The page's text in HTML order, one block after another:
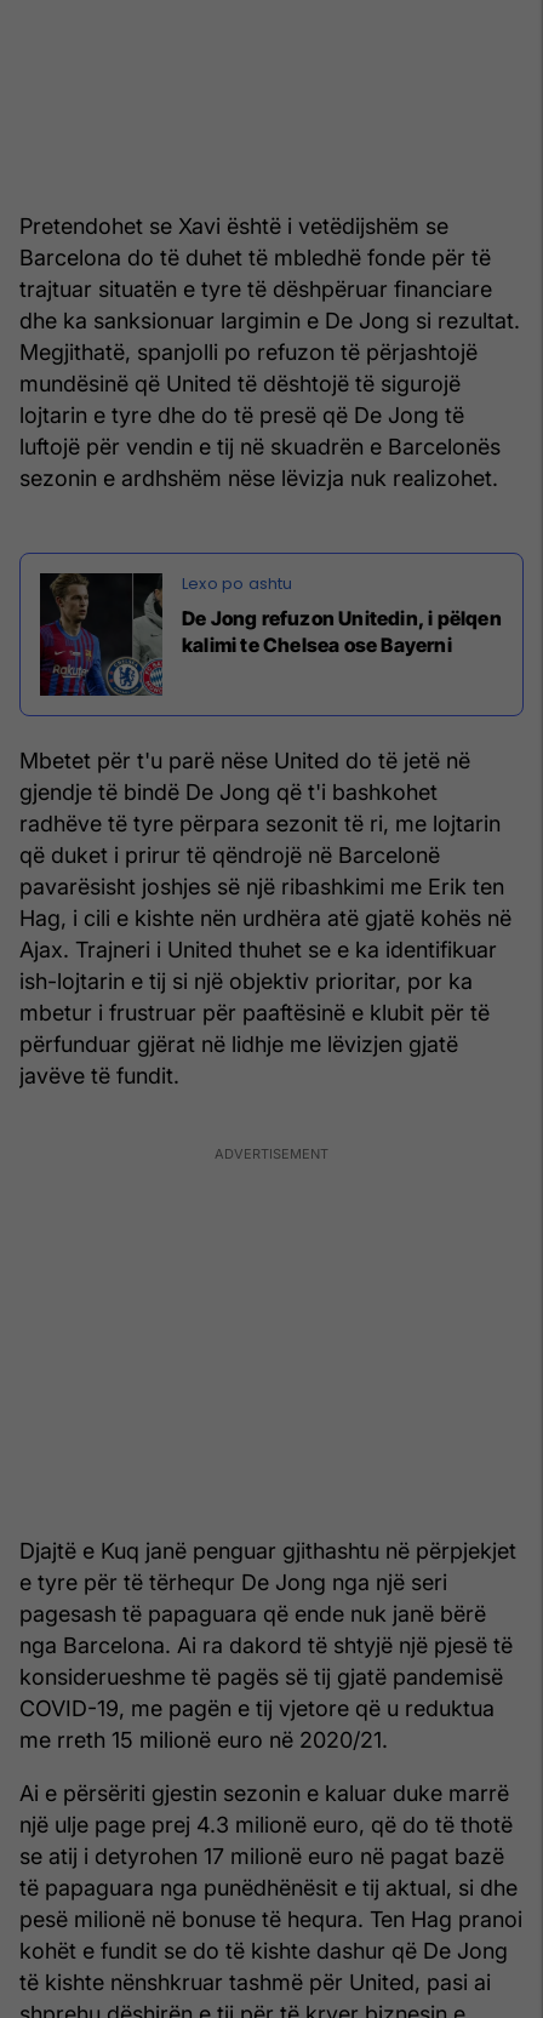
Pretendohet se Xavi është i vetëdijshëm se
Barcelona do të duhet të mbledhë fonde për të
trajtuar situatën e tyre të dëshpëruar financiare
dhe ka sanksionuar largimin e De Jong si rezultat.
Megjithatë, spanjolli po refuzon të përjashtojë
mundësinë që United të dështojë të sigurojë
lojtarin e tyre dhe do të presë që De Jong të
luftojë për vendin e tij në skuadrën e Barcelonës
sezonin e ardhshëm nëse lëvizja nuk realizohet.
De Jong refuzon Unitedin, i pëlqen
kalimi te Chelsea ose Bayerni
Mbetet për t'u parë nëse United do të jetë në
gjendje të bindë De Jong që t'i bashkohet
radhëve të tyre përpara sezonit të ri, me lojtarin
që duket i prirur të qëndrojë në Barcelonë
pavarësisht joshjes së një ribashkimi me Erik ten
Hag, i cili e kishte nën urdhëra atë gjatë kohës në
Ajax. Trajneri i United thuhet se e ka identifikuar
ish-lojtarin e tij si një objektiv prioritar, por ka
mbetur i frustruar për paaftësinë e klubit për të
përfunduar gjërat në lidhje me lëvizjen gjatë
javëve të fundit.
Djajtë e Kuq janë penguar gjithashtu në përpjekjet
e tyre për të tërhequr De Jong nga një seri
pagesash të papaguara që ende nuk janë bërë
nga Barcelona. Ai ra dakord të shtyjë një pjesë të
konsiderueshme të pagës së tij gjatë pandemisë
COVID-19, me pagën e tij vjetore që u reduktua
me rreth 15 milionë euro në 2020/21.
Ai e përsëriti gjestin sezonin e kaluar duke marrë
një ulje page prej 4.3 milionë euro, që do të thotë
se atij i detyrohen 17 milionë euro në pagat bazë
të papaguara nga punëdhënësit e tij aktual, si dhe
pesë milionë në bonuse të hequra. Ten Hag pranoi
kohët e fundit se do të kishte dashur që De Jong
të kishte nënshkruar tashmë për United, pasi ai